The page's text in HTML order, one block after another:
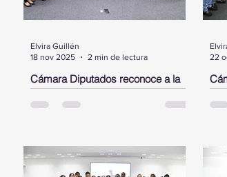
Cámara Diputados reconoce a la
dominicana, Cristina Contreras,
radicada en NY, por su trayectoria y
Diputados, entregó este martes un
pergamino de reconocimiento a la
Dra. Cristina Contreras, dominicana
Elvira Guillén
18 nov 2025
2 min de lectura
22